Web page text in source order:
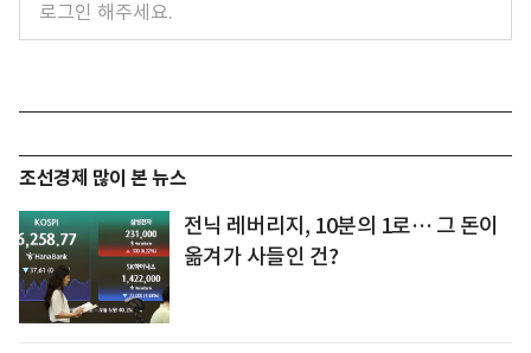
조선경제 많이 본 뉴스
전닉 레버리지, 10분의 1로… 그 돈이
옮겨가 사들인 건?